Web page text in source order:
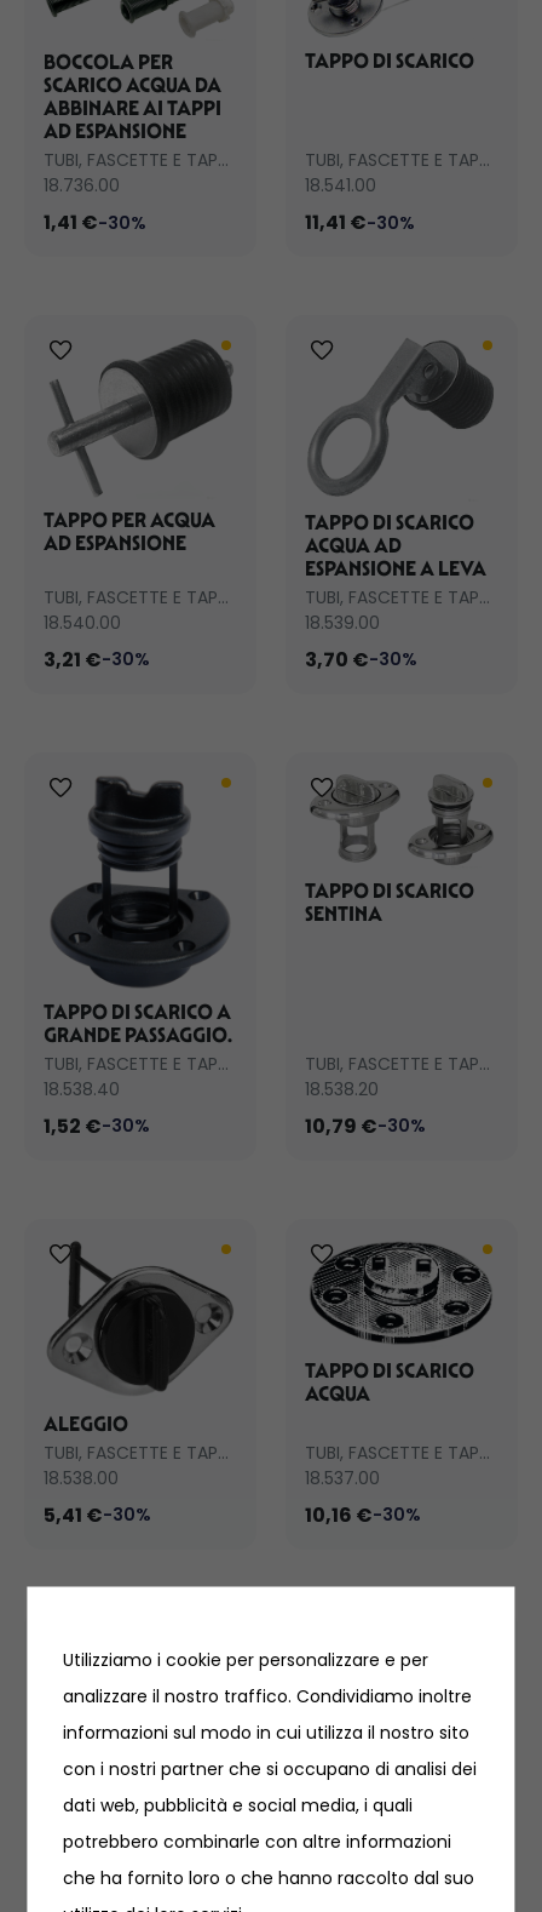
BOCCOLA PER
SCARICO ACQUA DA
ABBINARE AI TAPPI
AD ESPANSIONE
TUBI, FASCETTE E TAPPI SCARICO
18.736.00
1,41 €-30%
TAPPO DI SCARICO
TUBI, FASCETTE E TAPPI SCARICO
18.541.00
11,41 €-30%
TAPPO PER ACQUA
AD ESPANSIONE
TUBI, FASCETTE E TAPPI SCARICO
18.540.00
3,21 €-30%
TAPPO DI SCARICO
ACQUA AD
ESPANSIONE A LEVA
TUBI, FASCETTE E TAPPI SCARICO
18.539.00
3,70 €-30%
TAPPO DI SCARICO A
GRANDE PASSAGGIO.
TUBI, FASCETTE E TAPPI SCARICO
18.538.40
1,52 €-30%
TAPPO DI SCARICO
SENTINA
TUBI, FASCETTE E TAPPI SCARICO
18.538.20
10,79 €-30%
ALEGGIO
TUBI, FASCETTE E TAPPI SCARICO
18.538.00
5,41 €-30%
TAPPO DI SCARICO
ACQUA
TUBI, FASCETTE E TAPPI SCARICO
18.537.00
10,16 €-30%
ACQUA
Utilizziamo i cookie per personalizzare e per
analizzare il nostro traffico. Condividiamo inoltre
informazioni sul modo in cui utilizza il nostro sito
con i nostri partner che si occupano di analisi dei
dati web, pubblicità e social media, i quali
potrebbero combinarle con altre informazioni
che ha fornito loro o che hanno raccolto dal suo